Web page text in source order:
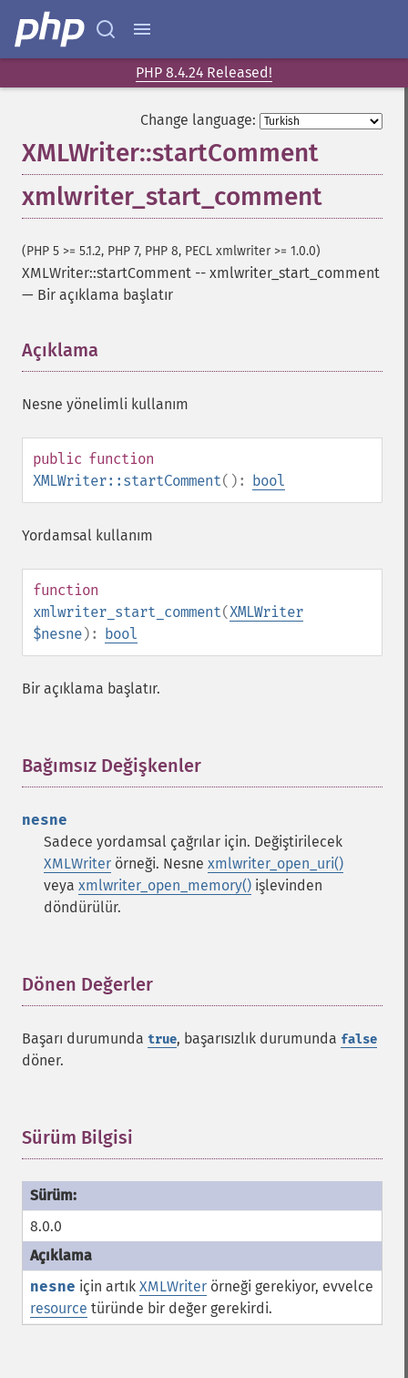
PHP 8.4.24 Released!
Change language:
XMLWriter::startComment
xmlwriter_start_comment
(PHP 5 >= 5.1.2, PHP 7, PHP 8, PECL xmlwriter >= 1.0.0)
XMLWriter::startComment -- xmlwriter_start_comment
— Bir açıklama başlatır
Açıklama
Nesne yönelimli kullanım
public function
XMLWriter::startComment(): bool
Yordamsal kullanım
function
xmlwriter_start_comment(XMLWriter
$nesne): bool
Bir açıklama başlatır.
Bağımsız Değişkenler
nesne
Sadece yordamsal çağrılar için. Değiştirilecek
XMLWriter örneği. Nesne xmlwriter_open_uri()
veya xmlwriter_open_memory() işlevinden
döndürülür.
Dönen Değerler
Başarı durumunda true, başarısızlık durumunda false
döner.
Sürüm Bilgisi
8.0.0
nesne için artık XMLWriter örneği gerekiyor, evvelce
resource türünde bir değer gerekirdi.